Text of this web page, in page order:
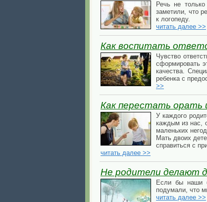
Речь не
заметили, что
к логопеду.
читать далее >>
Как воспитать
Чувство
сформировать
качества.
ребенка с
>>
Как перестать орать
У каждого
каждым из нас,
маленьких
Мать двоих
справиться с
читать далее >>
Не родители делают
Если бы наши
подумали, что
читать далее >>